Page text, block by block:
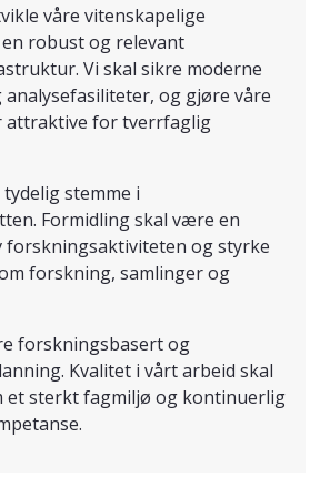
våre vitenskapelige
robust og relevant
Vi skal sikre moderne
og gjøre våre
for tverrfaglig
stemme i
Formidling skal være en
forskningsaktiviteten og styrke
forskning, samlinger og
forskningsbasert og
Kvalitet i vårt arbeid skal
et sterkt fagmiljø og kontinuerlig